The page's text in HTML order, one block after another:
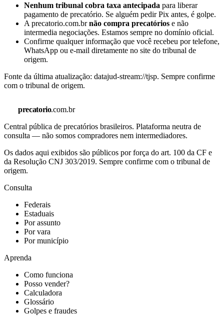
Nenhum tribunal cobra taxa antecipada para liberar
pagamento de precatório. Se alguém pedir Pix antes, é golpe.
A precatorio.com.brnão compra precatórios e não
intermedia negociações. Estamos sempre no domínio oficial.
Confirme qualquer informação que você recebeu por telefone,
WhatsApp ou e-mail diretamente no site do tribunal de
origem.
Fonte da última atualização: datajud-stream://tjsp. Sempre confirme
com o tribunal de origem.
precatorio.com.br
Central pública de precatórios brasileiros. Plataforma neutra de
consulta — não somos compradores nem intermediadores.
Os dados aqui exibidos são públicos por força do art. 100 da CF e
da Resolução CNJ 303/2019. Sempre confirme com o tribunal de
origem.
Consulta
Federais
Estaduais
Por assunto
Por vara
Por município
Aprenda
Como funciona
Posso vender?
Calculadora
Glossário
Golpes e fraudes